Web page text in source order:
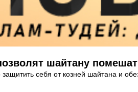
шайтану
себя от козней шайтана и